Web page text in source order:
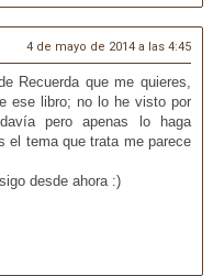
4 de mayo de 2014 a las 4:45
Recuerda que me quieres,
ese libro; no lo he visto por
pero apenas lo haga
el tema que trata me parece
desde ahora :)